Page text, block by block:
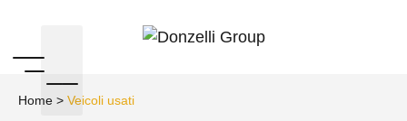
Home > Veicoli usati